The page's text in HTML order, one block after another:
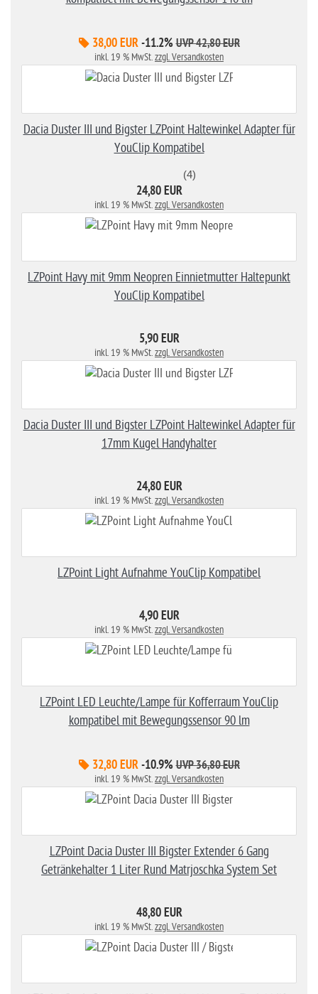
38,00 EUR -11.2% UVP 42,80 EUR
inkl. 19 % MwSt.zzgl. Versandkosten
Dacia Duster III und Bigster LZPoint Haltewinkel Adapter für
YouClip Kompatibel
(4)
24,80 EUR
inkl. 19 % MwSt.zzgl. Versandkosten
LZPoint Havy mit 9mm Neopren Einnietmutter Haltepunkt
YouClip Kompatibel
5,90 EUR
inkl. 19 % MwSt.zzgl. Versandkosten
Dacia Duster III und Bigster LZPoint Haltewinkel Adapter für
17mm Kugel Handyhalter
24,80 EUR
inkl. 19 % MwSt.zzgl. Versandkosten
LZPoint Light Aufnahme YouClip Kompatibel
4,90 EUR
inkl. 19 % MwSt.zzgl. Versandkosten
LZPoint LED Leuchte/Lampe für Kofferraum YouClip
kompatibel mit Bewegungssensor 90 lm
32,80 EUR -10.9% UVP 36,80 EUR
inkl. 19 % MwSt.zzgl. Versandkosten
LZPoint Dacia Duster III Bigster Extender 6 Gang
Getränkehalter 1 Liter Rund Matrjoschka System Set
48,80 EUR
inkl. 19 % MwSt.zzgl. Versandkosten